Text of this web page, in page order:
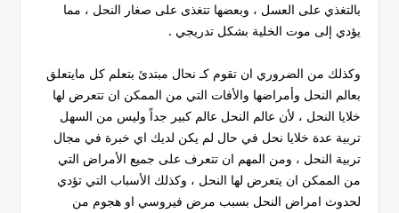
بالتغذي على العسل ، وبعضها تتغذى على صغار النحل ، مما
يؤدي إلى موت الخلية بشكل تدريجي .
وكذلك من الضروري ان تقوم كـ نحال مبتدئ بتعلم كل مايتعلق
بعالم النحل وأمراضها والأفات التي من الممكن ان تتعرض لها
خلايا النحل ، لأن عالم النحل عالم كبير جداً وليس من السهل
تربية عدة خلايا نحل في حال لم يكن لديك اي خبرة في مجال
تربية النحل ، ومن المهم ان تتعرف على جميع الأمراض التي
من الممكن ان يتعرض لها النحل ، وكذلك الأسباب التي تؤدي
لحدوث امراض النحل بسبب مرض فيروسي او هجوم من